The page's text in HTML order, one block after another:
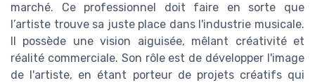
marché. Ce professionnel doit faire en sorte que
l’artiste trouve sa juste place dans l'industrie musicale.
Il possède une vision aiguisée, mêlant créativité et
réalité commerciale. Son rôle est de développer l'image
de l'artiste, en étant porteur de projets créatifs qui